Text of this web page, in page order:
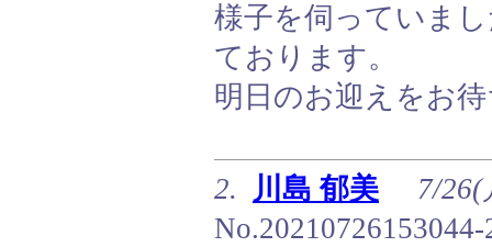
様子を伺っていま
ております。
明日のお迎えをお
2. 川島 郁美
7/26(